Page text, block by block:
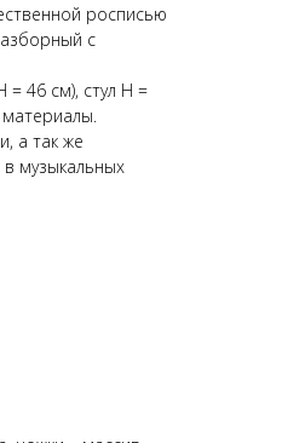
росписью
с
= 46 см), стул Н =
а так же
музыкальных